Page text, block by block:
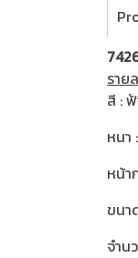
ราย
สี :
หนา
หน้า
ขนา
จำน